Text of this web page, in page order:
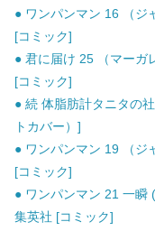
● ワンパンマン 16 （ジ
[コミック]
● 君に届け 25 （マーガ
[コミック]
● 続 体脂肪計タニタの
トカバー）]
● ワンパンマン 19 （ジ
[コミック]
● ワンパンマン 21 一瞬
集英社 [コミック]